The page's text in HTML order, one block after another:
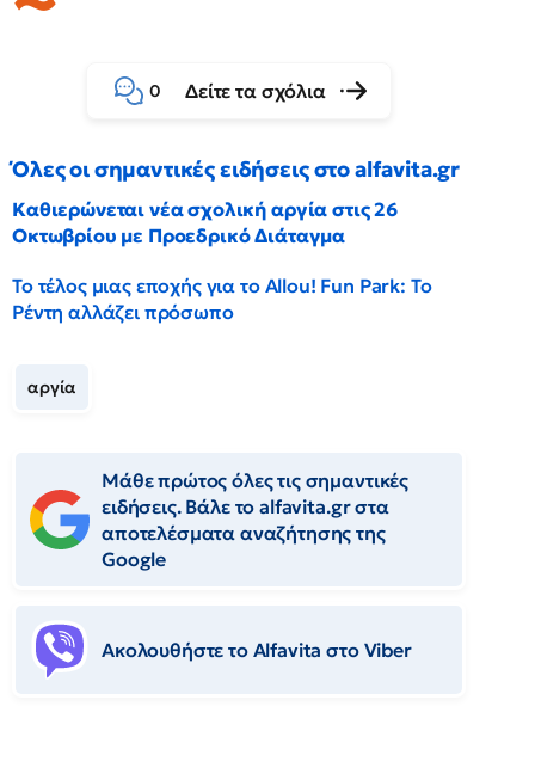
0 Δείτε τα σχόλια
Όλες οι σημαντικές ειδήσεις στο alfavita.gr
Καθιερώνεται νέα σχολική αργία στις 26
Οκτωβρίου με Προεδρικό Διάταγμα
Το τέλος μιας εποχής για το Allou! Fun Park: Το
Ρέντη αλλάζει πρόσωπο
αργία
Μάθε πρώτος όλες τις σημαντικές
ειδήσεις. Βάλε το alfavita.gr στα
αποτελέσματα αναζήτησης της
Google
Ακολουθήστε το Αlfavita στο Viber